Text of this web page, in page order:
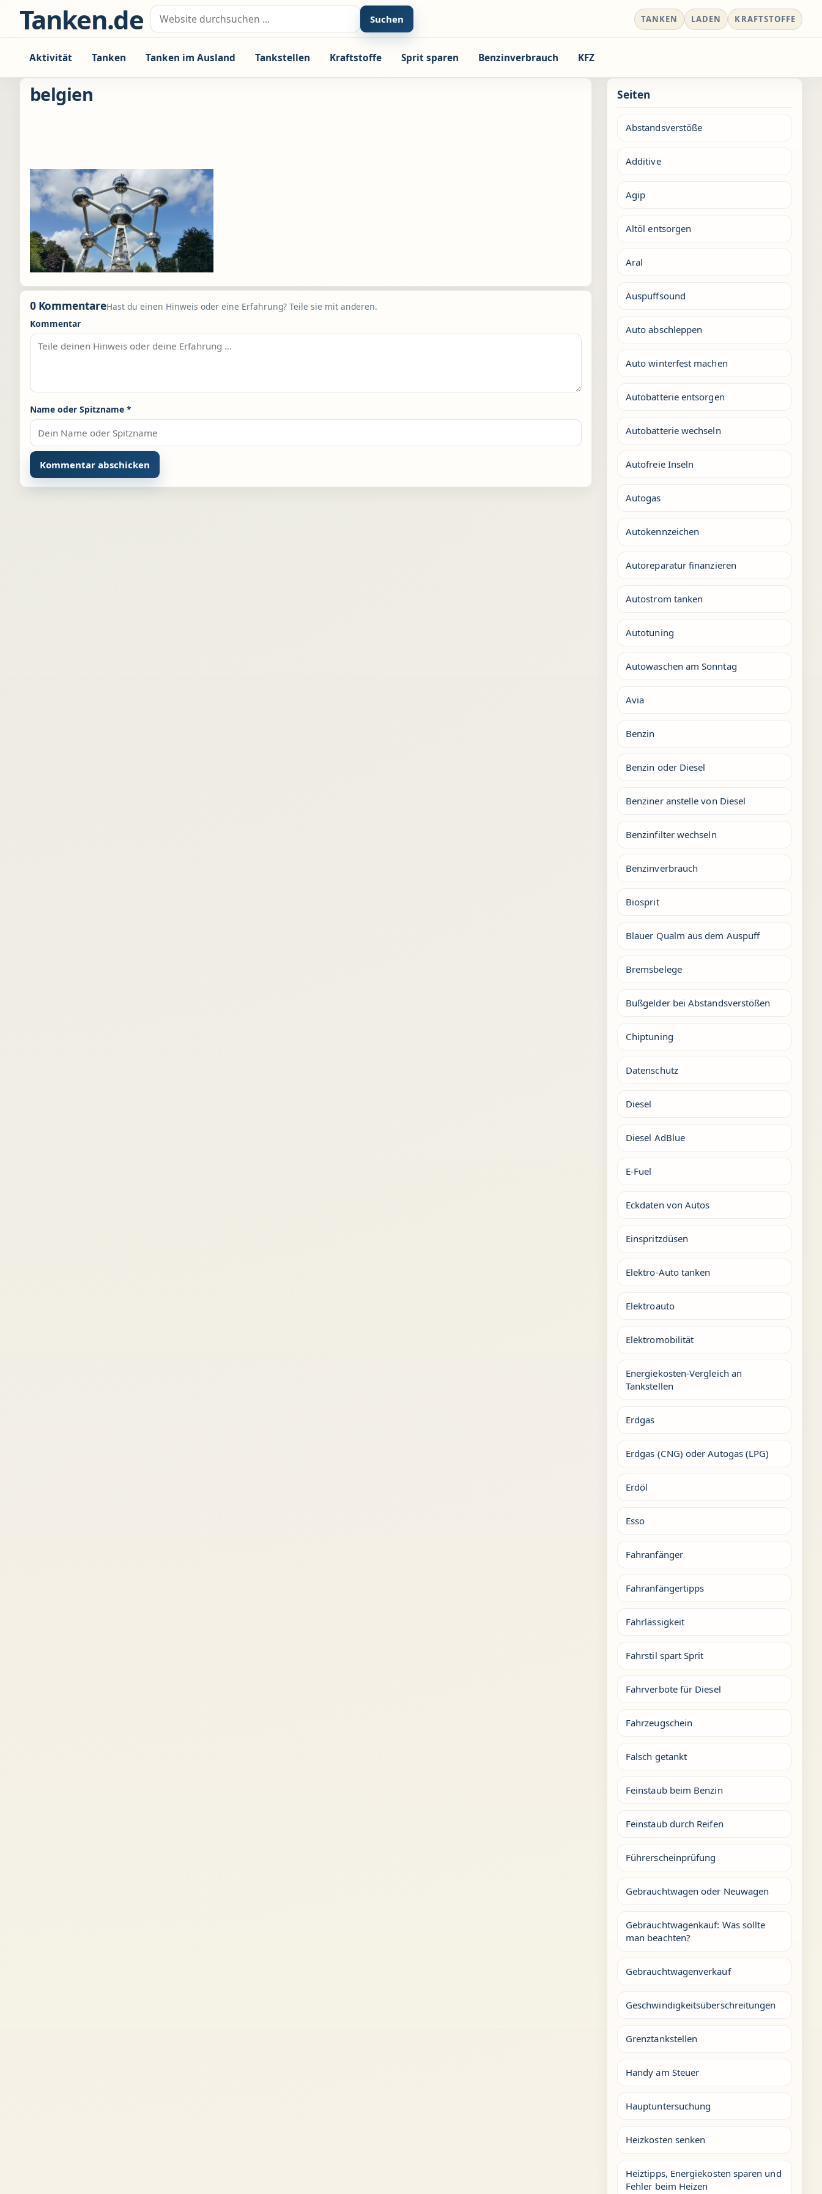
Zum Inhalt springen
Tanken.de Suche nach: Suchen TANKEN LADEN KRAFTSTOFFE
Aktivität Tanken Tanken im Ausland Tankstellen Kraftstoffe Sprit sparen Benzinverbrauch KFZ
belgien
0 KommentareHast du einen Hinweis oder eine Erfahrung? Teile sie mit anderen.
Kommentar
Name oder Spitzname *
Seiten
Abstandsverstöße
Additive
Agip
Altöl entsorgen
Aral
Auspuffsound
Auto abschleppen
Auto winterfest machen
Autobatterie entsorgen
Autobatterie wechseln
Autofreie Inseln
Autogas
Autokennzeichen
Autoreparatur finanzieren
Autostrom tanken
Autotuning
Autowaschen am Sonntag
Avia
Benzin
Benzin oder Diesel
Benziner anstelle von Diesel
Benzinfilter wechseln
Benzinverbrauch
Biosprit
Blauer Qualm aus dem Auspuff
Bremsbelege
Bußgelder bei Abstandsverstößen
Chiptuning
Datenschutz
Diesel
Diesel AdBlue
E-Fuel
Eckdaten von Autos
Einspritzdüsen
Elektro-Auto tanken
Elektroauto
Elektromobilität
Energiekosten-Vergleich an
Tankstellen
Erdgas
Erdgas (CNG) oder Autogas (LPG)
Erdöl
Esso
Fahranfänger
Fahranfängertipps
Fahrlässigkeit
Fahrstil spart Sprit
Fahrverbote für Diesel
Fahrzeugschein
Falsch getankt
Feinstaub beim Benzin
Feinstaub durch Reifen
Führerscheinprüfung
Gebrauchtwagen oder Neuwagen
Gebrauchtwagenkauf: Was sollte
man beachten?
Gebrauchtwagenverkauf
Geschwindigkeitsüberschreitungen
Grenztankstellen
Handy am Steuer
Hauptuntersuchung
Heizkosten senken
Heiztipps, Energiekosten sparen und
Fehler beim Heizen